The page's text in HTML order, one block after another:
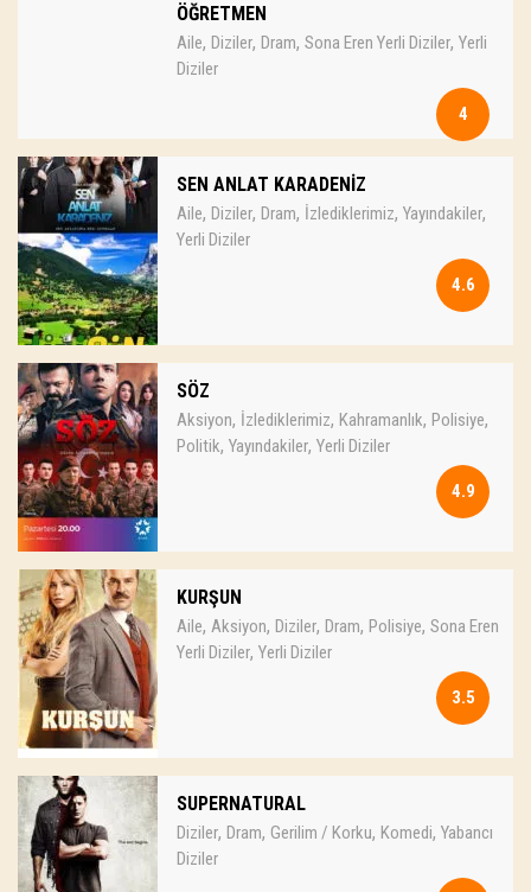
ÖĞRETMEN
Aile, Diziler, Dram, Sona Eren Yerli Diziler, Yerli
Diziler
4
SEN ANLAT KARADENİZ
Aile, Diziler, Dram, İzlediklerimiz, Yayındakiler,
Yerli Diziler
4.6
SÖZ
Aksiyon, İzlediklerimiz, Kahramanlık, Polisiye,
Politik, Yayındakiler, Yerli Diziler
4.9
KURŞUN
Aile, Aksiyon, Diziler, Dram, Polisiye, Sona Eren
Yerli Diziler, Yerli Diziler
3.5
SUPERNATURAL
Diziler, Dram, Gerilim / Korku, Komedi, Yabancı
Diziler